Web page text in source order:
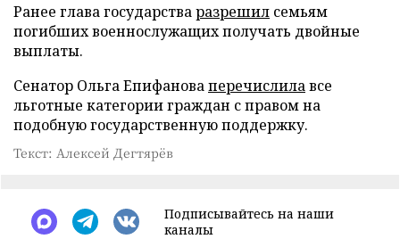
Ранее глава государстваразрешил семьям
погибших военнослужащих получать двойные
выплаты.
Сенатор Ольга Епифановаперечислилавсе
льготные категории граждан с правом на
подобную государственную поддержку.
Текст: Алексей Дегтярёв
Подписывайтесь на наши
каналы